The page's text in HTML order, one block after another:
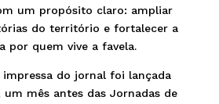
um propósito claro: ampliar
do território e fortalecer a
por quem vive a favela.
impressa do jornal foi lançada
um mês antes das Jornadas de